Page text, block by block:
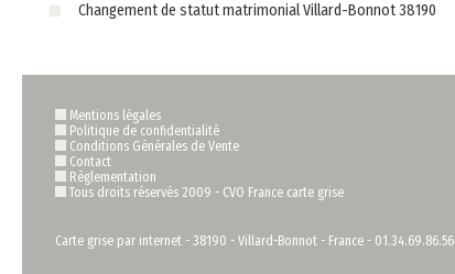
Changement de statut matrimonial Villard-Bonnot 38190
Mentions légales
Politique de confidentialité
Conditions Générales de Vente
Contact
Règlementation
Tous droits réservés 2009 - CVO France carte grise
Carte grise par internet - 38190 - Villard-Bonnot - France - 01.34.69.86.56